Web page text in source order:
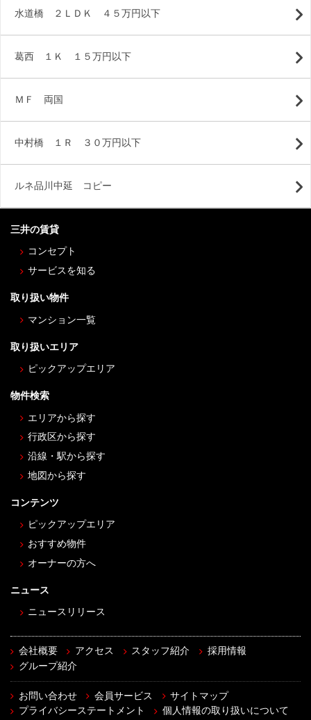
水道橋 ２ＬＤＫ ４５万円以下
葛西 １Ｋ １５万円以下
ＭＦ 両国
中村橋 １Ｒ ３０万円以下
ルネ品川中延 コピー
三井の賃貸
コンセプト
サービスを知る
取り扱い物件
マンション一覧
取り扱いエリア
ピックアップエリア
物件検索
エリアから探す
行政区から探す
沿線・駅から探す
地図から探す
コンテンツ
ピックアップエリア
おすすめ物件
オーナーの方へ
ニュース
ニュースリリース
会社概要 アクセス スタッフ紹介
採用情報
グループ紹介
お問い合わせ 会員サービス
サイトマップ
プライバシーステートメント
個人情報の取り扱いについて